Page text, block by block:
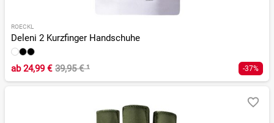
ROECKL
Deleni 2 Kurzfinger Handschuhe
ab24,99 € 39,95 €¹ -37%